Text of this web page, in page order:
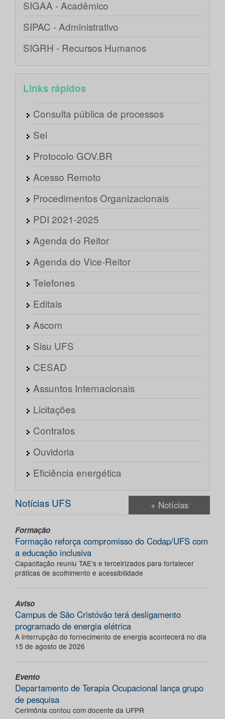
SIGAA - Acadêmico
SIPAC - Administrativo
SIGRH - Recursos Humanos
Links rápidos
Consulta pública de processos
Sei
Protocolo GOV.BR
Acesso Remoto
Procedimentos Organizacionais
PDI 2021-2025
Agenda do Reitor
Agenda do Vice-Reitor
Telefones
Editais
Ascom
Sisu UFS
CESAD
Assuntos Internacionais
Licitações
Contratos
Ouvidoria
Eficiência energética
Notícias UFS + Notícias
Formação
Formação reforça compromisso do Codap/UFS com
a educação inclusiva
Capacitação reuniu TAE’s e terceirizados para fortalecer
práticas de acolhimento e acessibilidade
Aviso
Campus de São Cristóvão terá desligamento
programado de energia elétrica
A interrupção do fornecimento de energia acontecerá no dia
15 de agosto de 2026
Evento
Departamento de Terapia Ocupacional lança grupo
de pesquisa
Cerimônia contou com docente da UFPR